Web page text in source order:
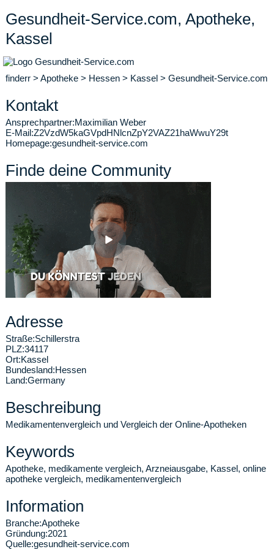
Gesundheit-Service.com, Apotheke,
Kassel
finderr > Apotheke > Hessen > Kassel > Gesundheit-Service.com
Kontakt
Ansprechpartner:Maximilian Weber
E-Mail:Z2VzdW5kaGVpdHNlcnZpY2VAZ21haWwuY29t
Homepage:gesundheit-service.com
Finde deine Community
Adresse
Straße:Schillerstra
PLZ:34117
Ort:Kassel
Bundesland:Hessen
Land:Germany
Beschreibung
Medikamentenvergleich und Vergleich der Online-Apotheken
Keywords
Apotheke, medikamente vergleich, Arzneiausgabe, Kassel, online
apotheke vergleich, medikamentenvergleich
Information
Branche:Apotheke
Gründung:2021
Quelle:gesundheit-service.com